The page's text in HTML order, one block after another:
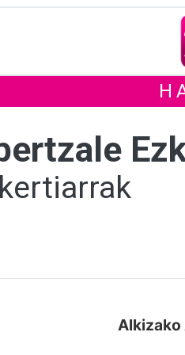
Alkizako